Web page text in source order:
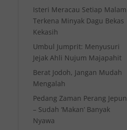
Isteri Meracau Setiap Malam
Terkena Minyak Dagu Bekas
Kekasih
Umbul Jumprit: Menyusuri
Jejak Ahli Nujum Majapahit
Berat Jodoh, Jangan Mudah
Mengalah
Pedang Zaman Perang Jepun
– Sudah ‘Makan’ Banyak
Nyawa